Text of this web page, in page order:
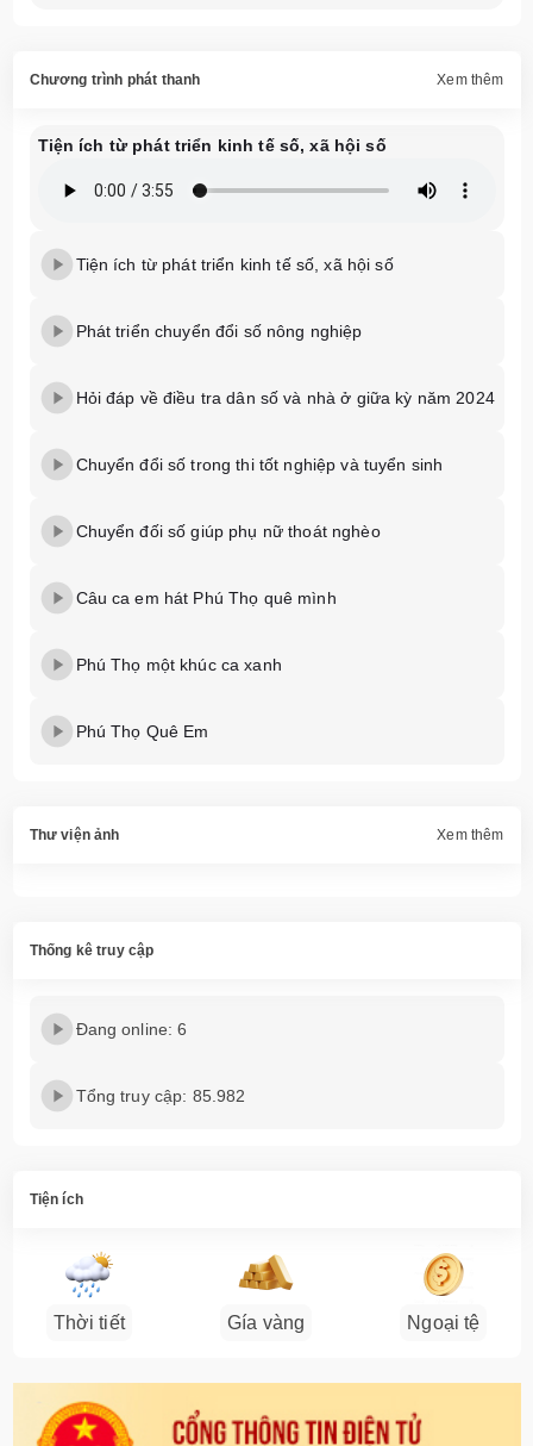
Chương trình phát thanh Xem thêm
Tiện ích từ phát triển kinh tế số, xã hội số
Tiện ích từ phát triển kinh tế số, xã hội số
Phát triển chuyển đổi số nông nghiệp
Hỏi đáp về điều tra dân số và nhà ở giữa kỳ năm 2024
Chuyển đổi số trong thi tốt nghiệp và tuyển sinh
Chuyển đối số giúp phụ nữ thoát nghèo
Câu ca em hát Phú Thọ quê mình
Phú Thọ một khúc ca xanh
Phú Thọ Quê Em
Thư viện ảnh Xem thêm
Thống kê truy cập
Đang online: 6
Tổng truy cập: 85.982
Tiện ích
Thời tiết Gía vàng Ngoại tệ